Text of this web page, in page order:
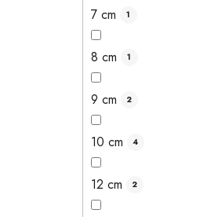
7 cm 1
8 cm 1
9 cm 2
10 cm 4
12 cm 2